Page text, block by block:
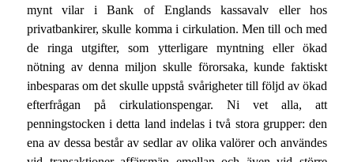
mynt vilar i Bank of Englands kassavalv eller hos
privatbankirer, skulle komma i cirkulation. Men till och med
de ringa utgifter, som ytterligare myntning eller ökad
nötning av denna miljon skulle förorsaka, kunde faktiskt
inbesparas om det skulle uppstå svårigheter till följd av ökad
efterfrågan på cirkulationspengar. Ni vet alla, att
penningstocken i detta land indelas i två stora grupper: den
ena av dessa består av sedlar av olika valörer och användes